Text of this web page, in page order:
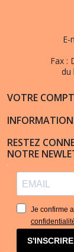
E-
Fax :
du
VOTRE
RESTEZ
NOTRE
Je confirme
S'INSCRIRE